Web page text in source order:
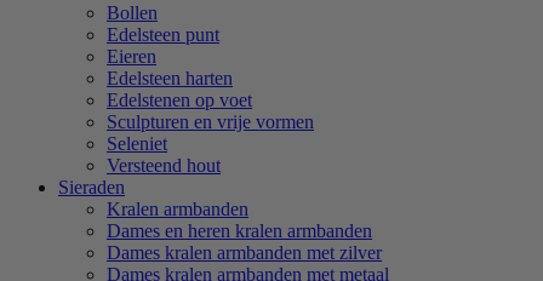
Bollen
Edelsteen punt
Eieren
Edelsteen harten
Edelstenen op voet
Sculpturen en vrije vormen
Seleniet
Versteend hout
Sieraden
Kralen armbanden
Dames en heren kralen armbanden
Dames kralen armbanden met zilver
Dames kralen armbanden met metaal